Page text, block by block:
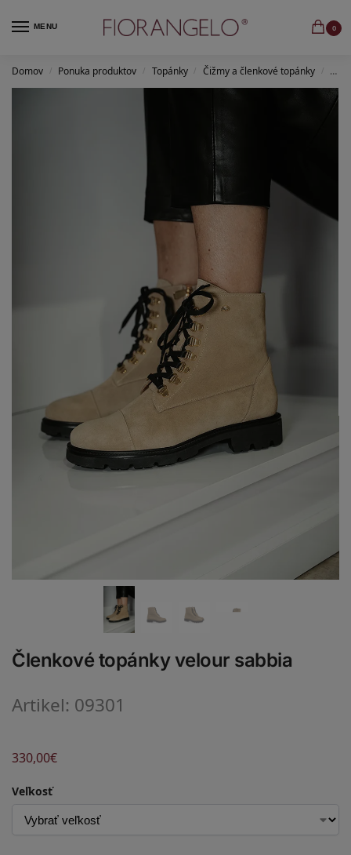
MENU 0
Domov Ponuka produktov Topánky Čižmy a členkové topánky
Členkové topánky velour sabbia
Artikel: 09301
330,00€
Veľkosť